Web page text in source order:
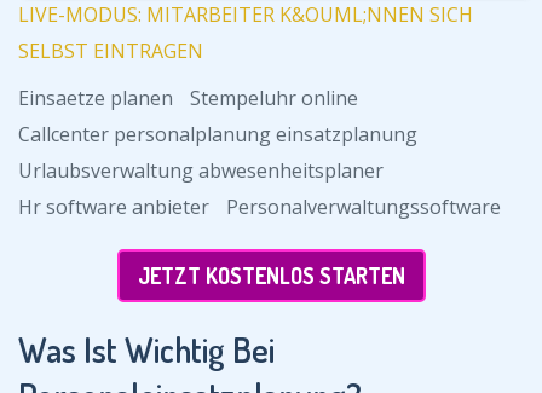
LIVE-MODUS: MITARBEITER K&OUML;NNEN SICH
SELBST EINTRAGEN
Einsaetze planen
Stempeluhr online
Callcenter personalplanung einsatzplanung
Urlaubsverwaltung abwesenheitsplaner
Hr software anbieter
Personalverwaltungssoftware
JETZT KOSTENLOS STARTEN
Was Ist Wichtig Bei